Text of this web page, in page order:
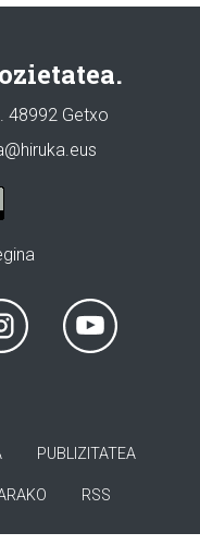
48992 Getxo
PUBLIZITATEA
RSS